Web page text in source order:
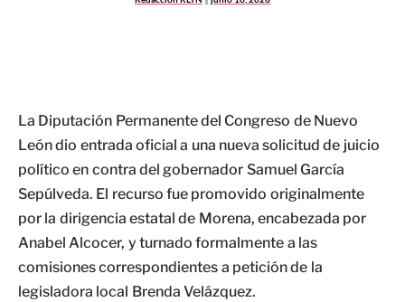
La Diputación Permanente del Congreso de Nuevo
León dio entrada oficial a una nueva solicitud de juicio
político en contra del gobernador Samuel García
Sepúlveda. El recurso fue promovido originalmente
por la dirigencia estatal de Morena, encabezada por
Anabel Alcocer, y turnado formalmente a las
comisiones correspondientes a petición de la
legisladora local Brenda Velázquez.